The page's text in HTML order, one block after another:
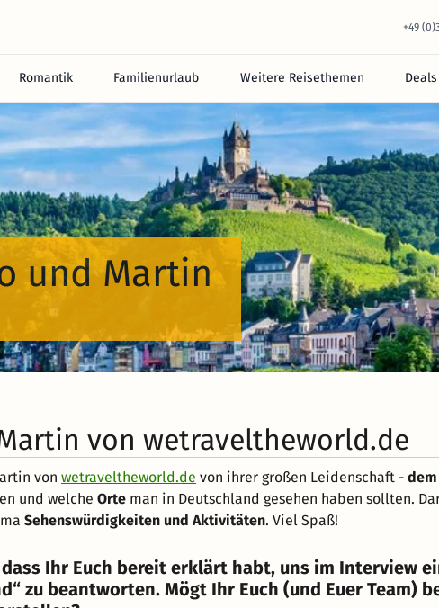
+49
Romantik Familienurlaub Weitere Reisethemen Deals
und Martin
von wetraveltheworld.de
von wetraveltheworld.de von ihrer großen Leidenschaft -
und welche Orte man in Deutschland gesehen haben sollten.
Sehenswürdigkeiten und Aktivitäten. Viel Spaß!
Ihr Euch bereit erklärt habt, uns im Interview
zu beantworten. Mögt Ihr Euch (und Euer Team)